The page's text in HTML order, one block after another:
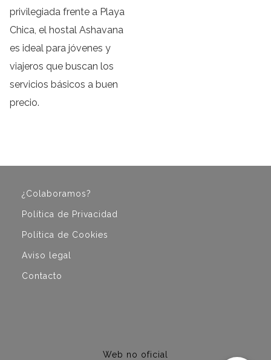
privilegiada frente a Playa
Chica, el hostal Ashavana
es ideal para jóvenes y
viajeros que buscan los
servicios básicos a buen
precio.
¿Colaboramos?
Política de Privacidad
Política de Cookies
Aviso legal
Contacto
Web no oficial